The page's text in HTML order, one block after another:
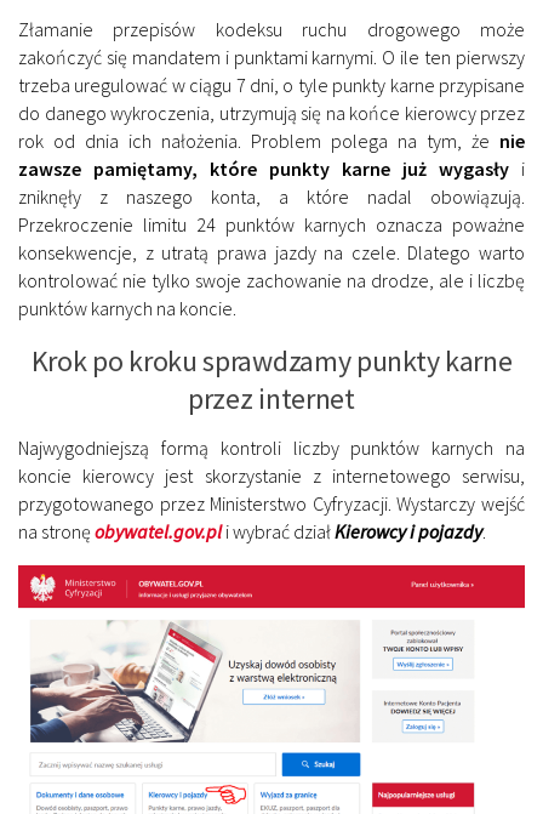
Złamanie przepisów kodeksu ruchu drogowego może
zakończyć się mandatem i punktami karnymi. O ile ten pierwszy
trzeba uregulować w ciągu 7 dni, o tyle punkty karne przypisane
do danego wykroczenia, utrzymują się na końce kierowcy przez
rok od dnia ich nałożenia. Problem polega na tym, że nie
zawsze pamiętamy, które punkty karne już wygasły i
zniknęły z naszego konta, a które nadal obowiązują.
Przekroczenie limitu 24 punktów karnych oznacza poważne
konsekwencje, z utratą prawa jazdy na czele. Dlatego warto
kontrolować nie tylko swoje zachowanie na drodze, ale i liczbę
punktów karnych na koncie.
Krok po kroku sprawdzamy punkty karne
przez internet
Najwygodniejszą formą kontroli liczby punktów karnych na
koncie kierowcy jest skorzystanie z internetowego serwisu,
przygotowanego przez Ministerstwo Cyfryzacji. Wystarczy wejść
na stronę obywatel.gov.pli wybrać działKierowcy i pojazdy.